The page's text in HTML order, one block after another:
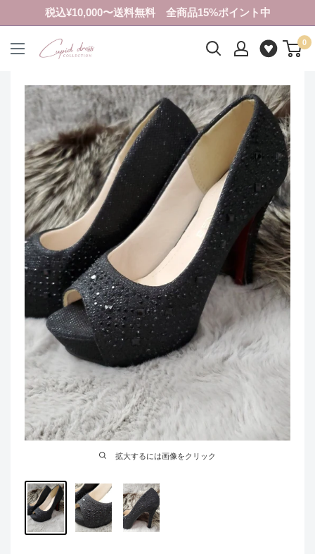
ン
税込¥10,000〜送料無料 全商品15%ポイント中
ク
ド
ド
レ
ス
コ
レ
ク
シ
ョ
ン
0
拡大するには画像をクリック